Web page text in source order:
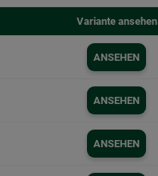
Variante ansehen
ANSEHEN
ANSEHEN
ANSEHEN